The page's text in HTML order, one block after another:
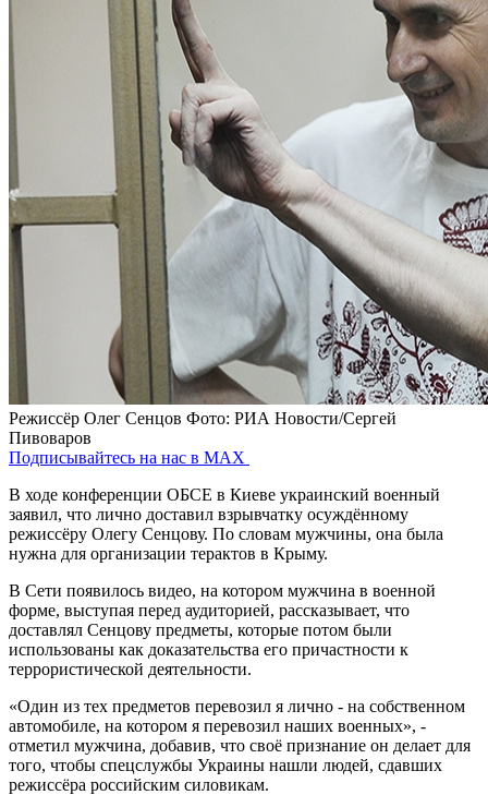
Режиссёр Олег Сенцов Фото: РИА Новости/Сергей
Пивоваров
Подписывайтесь на нас в MAX
В ходе конференции ОБСЕ в Киеве украинский военный
заявил, что лично доставил взрывчатку осуждённому
режиссёру Олегу Сенцову. По словам мужчины, она была
нужна для организации терактов в Крыму.
В Сети появилось видео, на котором мужчина в военной
форме, выступая перед аудиторией, рассказывает, что
доставлял Сенцову предметы, которые потом были
использованы как доказательства его причастности к
террористической деятельности.
«Один из тех предметов перевозил я лично - на собственном
автомобиле, на котором я перевозил наших военных», -
отметил мужчина, добавив, что своё признание он делает для
того, чтобы спецслужбы Украины нашли людей, сдавших
режиссёра российским силовикам.